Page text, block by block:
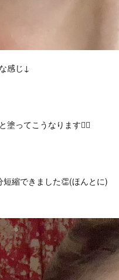
感じ↓
塗ってこうなります🙆‍♀️
縮できました👏(ほんとに)